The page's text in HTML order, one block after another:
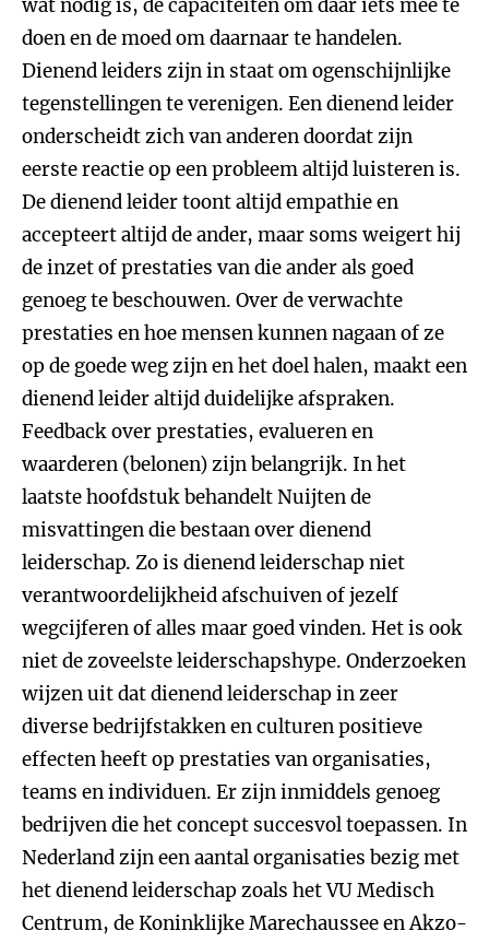
wat nodig is, de capaciteiten om daar iets mee te
doen en de moed om daarnaar te handelen.
Dienend leiders zijn in staat om ogenschijnlijke
tegenstellingen te verenigen. Een dienend leider
onderscheidt zich van anderen doordat zijn
eerste reactie op een probleem altijd luisteren is.
De dienend leider toont altijd empathie en
accepteert altijd de ander, maar soms weigert hij
de inzet of prestaties van die ander als goed
genoeg te beschouwen. Over de verwachte
prestaties en hoe mensen kunnen nagaan of ze
op de goede weg zijn en het doel halen, maakt een
dienend leider altijd duidelijke afspraken.
Feedback over prestaties, evalueren en
waarderen (belonen) zijn belangrijk. In het
laatste hoofdstuk behandelt Nuijten de
misvattingen die bestaan over dienend
leiderschap. Zo is dienend leiderschap niet
verantwoordelijkheid afschuiven of jezelf
wegcijferen of alles maar goed vinden. Het is ook
niet de zoveelste leiderschapshype. Onderzoeken
wijzen uit dat dienend leiderschap in zeer
diverse bedrijfstakken en culturen positieve
effecten heeft op prestaties van organisaties,
teams en individuen. Er zijn inmiddels genoeg
bedrijven die het concept succesvol toepassen. In
Nederland zijn een aantal organisaties bezig met
het dienend leiderschap zoals het VU Medisch
Centrum, de Koninklijke Marechaussee en Akzo-